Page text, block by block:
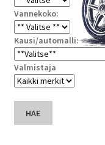
Vannekoko:
Kausi/automalli:
Valmistaja
HAE